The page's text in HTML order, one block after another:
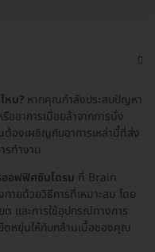
หม? หากคุณกำลังประสบปัญหา
อาการเมื่อยล้าจากการนั่ง
องเผชิญกับอาการเหล่านี้ที่ส่ง
ทำงาน
ออฟฟิศซินโดรม ที่ Brain
ยด้วยวิธีการที่เหมาะสม โดย
ด และการใช้อุปกรณ์ทางการ
ดหยุ่นให้กับกล้ามเนื้อของคุณ